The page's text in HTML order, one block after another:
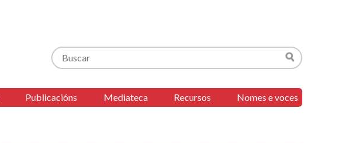
Buscar
Buscar
Publicacións Mediateca Recursos Nomes e voces